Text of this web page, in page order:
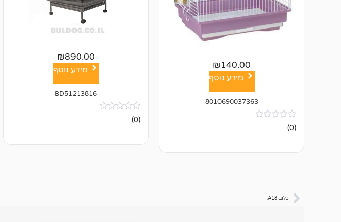
₪140.00
מידע נוסף
8010690037363
אין
ביקורות
(0)
₪890.00
מידע נוסף
BD51213816
אין
ביקורות
(0)
כלוב A18